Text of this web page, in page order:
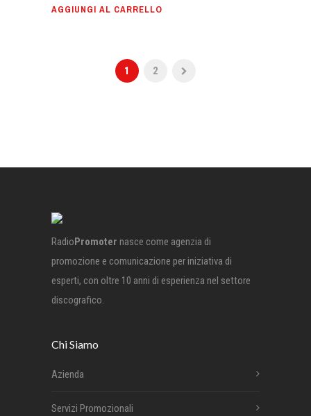
AGGIUNGI AL CARRELLO
1 2
RadioPromoter nasce come agenzia di
promozione e comunicazione per iniziativa di
esperti, con oltre 10 anni di esperienza nel settore
discografico.
Chi Siamo
Azienda
Servizi Promozionali